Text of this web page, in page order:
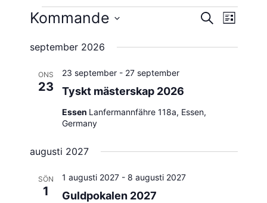
Evenemang SÖK LISTA
Kommande
datum.
september 2026
ONS
23 Tyskt mästerskap 2026
23 september- 27 september
Essen Lanfermannfähre 118a, Essen,
Germany
augusti 2027
SÖN
1 Guldpokalen 2027
1 augusti 2027- 8 augusti 2027